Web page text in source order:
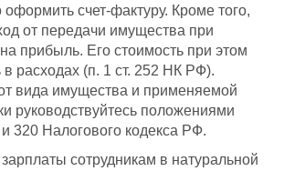
счет-фактуру. Кроме того,
от передачи имущества при
прибыль. Его стоимость при этом
в расходах (п. 1 ст. 252 НК РФ).
вида имущества и применяемой
руководствуйтесь положениями
320 Налогового кодекса РФ.
сотрудникам в натуральной